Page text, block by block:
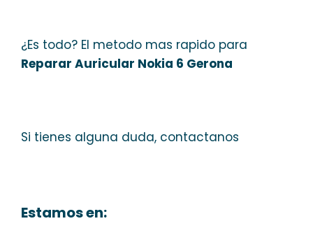
¿Es todo? El metodo mas rapido para
Reparar Auricular Nokia 6 Gerona
Si tienes alguna duda, contactanos
Estamos en: